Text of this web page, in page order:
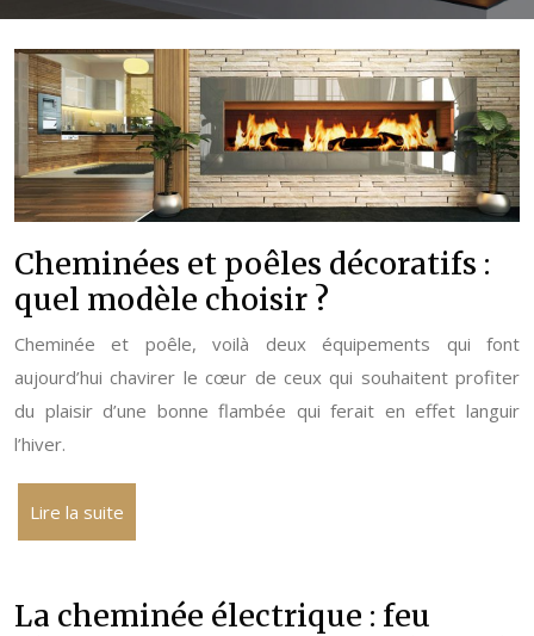
Cheminées et poêles décoratifs :
quel modèle choisir ?
Cheminée et poêle, voilà deux équipements qui font
aujourd’hui chavirer le cœur de ceux qui souhaitent profiter
du plaisir d’une bonne flambée qui ferait en effet languir
l’hiver.
Lire la suite
La cheminée électrique : feu